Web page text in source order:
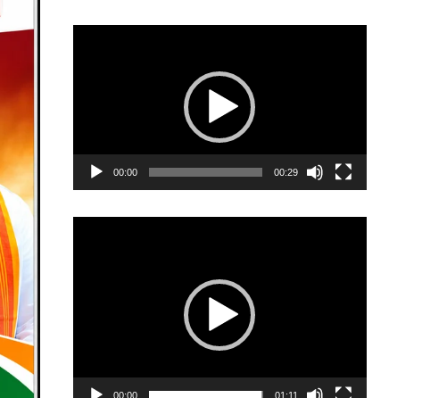
00:00 00:29
00:00 01:11